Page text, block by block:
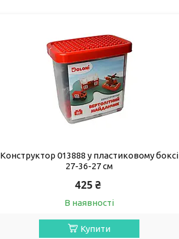
Конструктор 013888 у пластиковому боксі
27-36-27 см
425 ₴
В наявності
Купити